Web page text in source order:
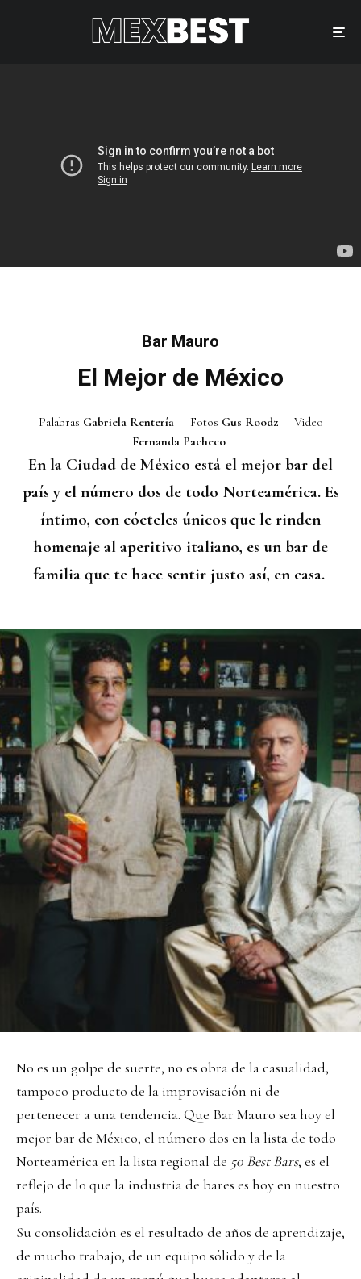
Bar Mauro
El Mejor de México
Palabras Gabriela RenteríaFotos Gus Roodz
Video
Fernanda Pacheco
En la Ciudad de México está el mejor bar del
país y el número dos de todo Norteamérica. Es
íntimo, con cócteles únicos que le rinden
homenaje al aperitivo italiano, es un bar de
familia que te hace sentir justo así, en casa.
No es un golpe de suerte, no es obra de la casualidad,
tampoco producto de la improvisación ni de
pertenecer a una tendencia. Que Bar Mauro sea hoy el
mejor bar de México, el número dos en la lista de todo
Norteamérica en la lista regional de 50 Best Bars, es el
reflejo de lo que la industria de bares es hoy en nuestro
país.
Su consolidación es el resultado de años de aprendizaje,
de mucho trabajo, de un equipo sólido y de la